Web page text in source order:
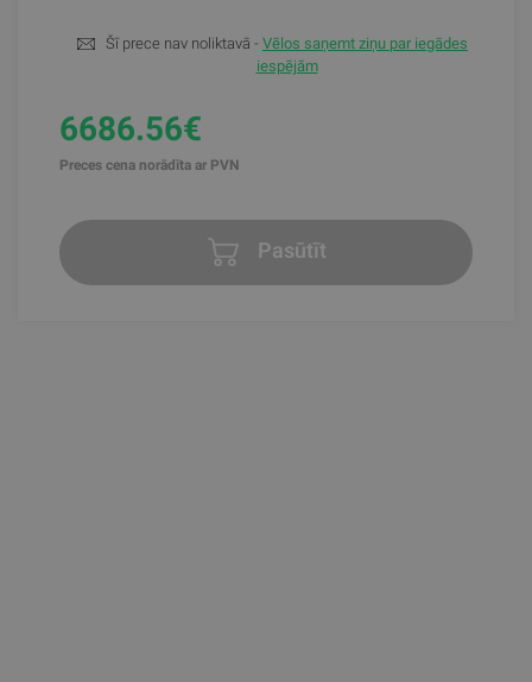
Šī prece nav noliktavā - Vēlos saņemt ziņu par iegādes
iespējām
6686.56€
Preces cena norādīta ar PVN
Pasūtīt